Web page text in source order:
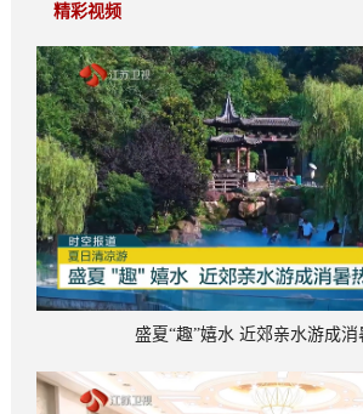
精彩视频
盛夏“趣”嬉水 近郊亲水游成消